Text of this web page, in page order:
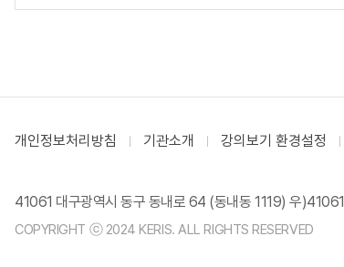
개인정보처리방침 기관소개 강의보기 환경설정
41061 대구광역시 동구 동내로 64 (동내동 1119) 우)41061
COPYRIGHT ⓒ 2024 KERIS. ALL RIGHTS RESERVED